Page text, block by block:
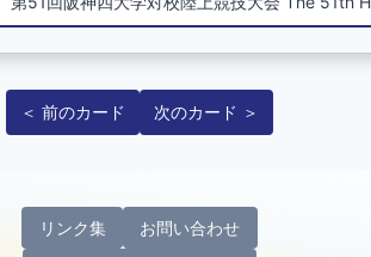
＜ 前のカード 次のカード ＞
リンク集 お問い合わせ